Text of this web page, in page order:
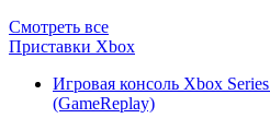
Смотреть все
Приставки Xbox
Игровая консоль Xbox
(GameReplay)